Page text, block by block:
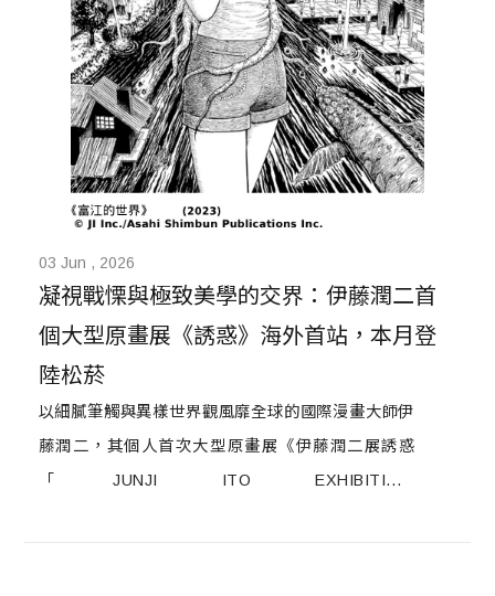
03 Jun , 2026
凝視戰慄與極致美學的交界：伊藤潤二首
個大型原畫展《誘惑》海外首站，本月登
陸松菸
以細膩筆觸與異樣世界觀風靡全球的國際漫畫大師伊
藤潤二，其個人首次大型原畫展《伊藤潤二展誘惑
「JUNJI ITO EXHIBITION: